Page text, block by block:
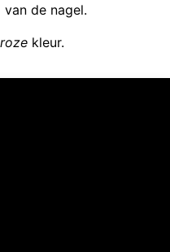
de nagel.
kleur.